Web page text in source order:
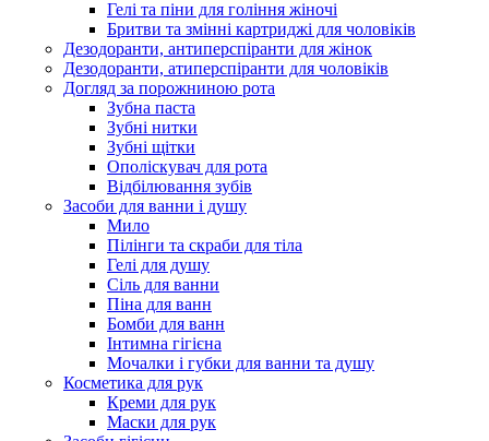
Гелі та піни для гоління жіночі
Бритви та змінні картриджі для чоловіків
Дезодоранти, антиперспіранти для жінок
Дезодоранти, атиперспіранти для чоловіків
Догляд за порожниною рота
Зубна паста
Зубні нитки
Зубні щітки
Ополіскувач для рота
Відбілювання зубів
Засоби для ванни і душу
Мило
Пілінги та скраби для тіла
Гелі для душу
Сіль для ванни
Піна для ванн
Бомби для ванн
Інтимна гігієна
Мочалки і губки для ванни та душу
Косметика для рук
Креми для рук
Маски для рук